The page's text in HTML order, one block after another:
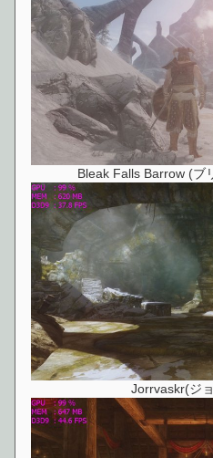
Bleak Falls Barrow (ブ
Jorrvaskr(ジ